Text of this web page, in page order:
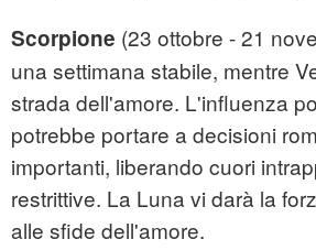
Scorpione (23 ottobre - 21
una settimana stabile, mentre
strada dell'amore. L'influenza
potrebbe portare a decisioni
importanti, liberando cuori
restrittive. La Luna vi darà la
alle sfide dell'amore.